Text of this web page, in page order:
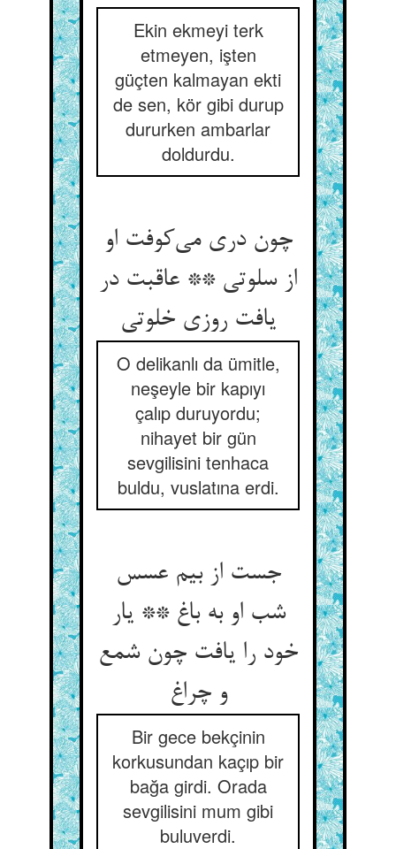
Ekin ekmeyi terk
etmeyen, işten
güçten kalmayan ekti
de sen, kör gibi durup
dururken ambarlar
doldurdu.
چون دری می‌کوفت او
از سلوتی ** عاقبت در
یافت روزی خلوتی
O delikanlı da ümitle,
neşeyle bir kapıyı
çalıp duruyordu;
nihayet bir gün
sevgilisini tenhaca
buldu, vuslatına erdi.
جست از بیم عسس
شب او به باغ ** یار
خود را یافت چون شمع
و چراغ
Bir gece bekçinin
korkusundan kaçıp bir
bağa girdi. Orada
sevgilisini mum gibi
buluverdi.